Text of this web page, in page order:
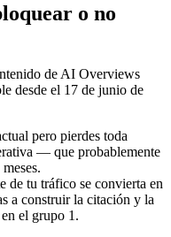
o no
de AI Overviews
desde el 17 de junio de
pero pierdes toda
— que probablemente
de tu tráfico se convierta en
a construir la citación y la
el grupo 1.